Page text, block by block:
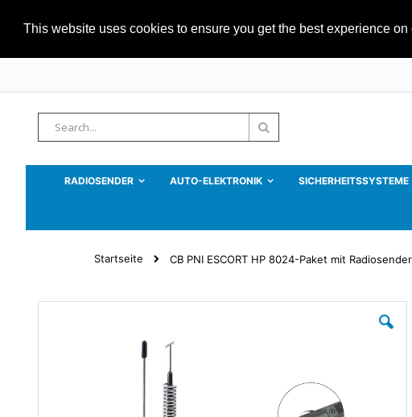
This website uses cookies to ensure you get the best experience on
Suche
RADIOSENDER AUTO-ELEKTRONIK SICHERHEITSSYSTEME
Startseite CB PNI ESCORT HP 8024-Paket mit